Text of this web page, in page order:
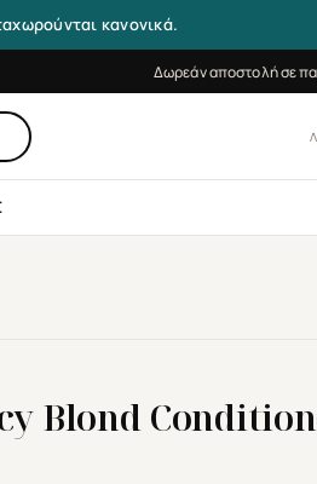
κανονικά.
Δωρεάν αποστολή σε
Blond